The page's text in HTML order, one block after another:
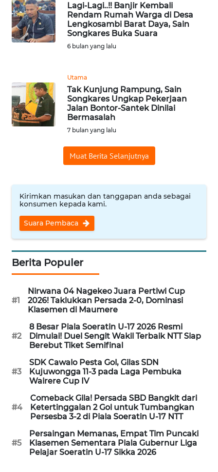
Lagi-Lagi..!! Banjir Kembali
Rendam Rumah Warga di Desa
Lengkosambi Barat Daya, Sain
Songkares Buka Suara
6 bulan yang lalu
Utama
Tak Kunjung Rampung, Sain
Songkares Ungkap Pekerjaan
Jalan Bontor-Santek Dinilai
Bermasalah
7 bulan yang lalu
Muat Berita Selanjutnya
Kirimkan masukan dan tanggapan anda sebagai
konsumen kepada kami.
Suara Pembaca
Berita Populer
#1
Nirwana 04 Nagekeo Juara Pertiwi Cup
2026! Taklukkan Persada 2-0, Dominasi
Klasemen di Maumere
#2
8 Besar Piala Soeratin U-17 2026 Resmi
Dimulai! Duel Sengit Wakil Terbaik NTT Siap
Berebut Tiket Semifinal
#3
SDK Cawalo Pesta Gol, Gilas SDN
Kujuwongga 11-3 pada Laga Pembuka
Wairere Cup IV
#4
Comeback Gila! Persada SBD Bangkit dari
Ketertinggalan 2 Gol untuk Tumbangkan
Persesba 3-2 di Piala Soeratin U-17 NTT
#5
Persaingan Memanas, Empat Tim Puncaki
Klasemen Sementara Piala Gubernur Liga
Pelajar Soeratin U-17 Sikka 2026
PEDOMAN
MEDIA
SIBER
KARIR
DISCLAIMER
SUMUT
WN
WN
JABAR
WN
BANTEN
WN
NTT
WN
KEPRI
WN
PAPUA
WN
PAPUA